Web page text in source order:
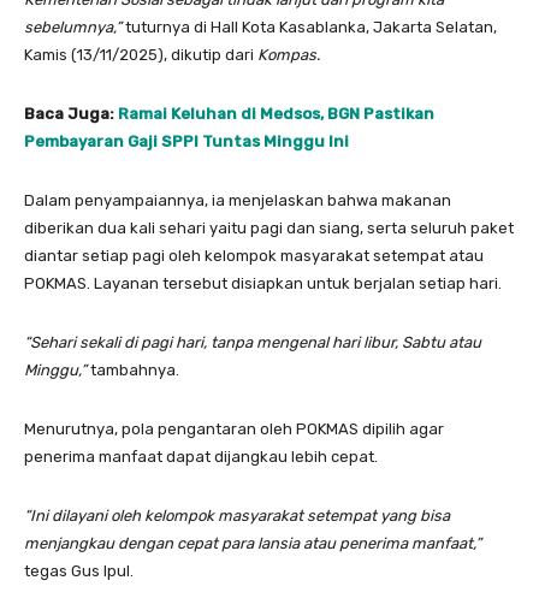
sebelumnya,”tuturnya di Hall Kota Kasablanka, Jakarta Selatan,
Kamis (13/11/2025), dikutip dari Kompas.
Baca Juga: Ramai Keluhan di Medsos, BGN Pastikan
Pembayaran Gaji SPPI Tuntas Minggu Ini
Dalam penyampaiannya, ia menjelaskan bahwa makanan
diberikan dua kali sehari yaitu pagi dan siang, serta seluruh paket
diantar setiap pagi oleh kelompok masyarakat setempat atau
POKMAS. Layanan tersebut disiapkan untuk berjalan setiap hari.
“Sehari sekali di pagi hari, tanpa mengenal hari libur, Sabtu atau
Minggu,”tambahnya.
Menurutnya, pola pengantaran oleh POKMAS dipilih agar
penerima manfaat dapat dijangkau lebih cepat.
“Ini dilayani oleh kelompok masyarakat setempat yang bisa
menjangkau dengan cepat para lansia atau penerima manfaat,”
tegas Gus Ipul.